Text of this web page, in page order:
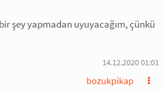
şey yapmadan uyuyacağım, çünkü
14.12.2020 01:01
bozukpikap